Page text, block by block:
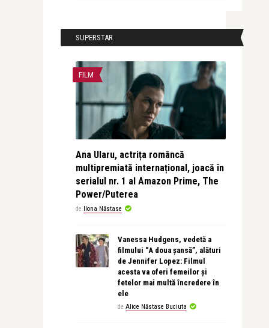
SUPERSTAR
FILM
Ana Ularu, actrița româncă
multipremiată internațional, joacă în
serialul nr. 1 al Amazon Prime, The
Power/Puterea
de Ilona Năstase
Vanessa Hudgens, vedetă a
filmului “A doua șansă”, alături
de Jennifer Lopez: Filmul
acesta va oferi femeilor și
fetelor mai multă încredere în
ele
de Alice Năstase Buciuta